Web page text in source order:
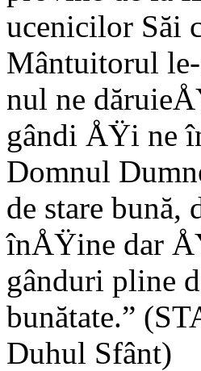
ucenicilor Săi
Mântuitorul
nul ne
gândi ÅŸi ne
Domnul
de stare
înÅŸine dar
gânduri pli­ne
bunătate.”
Duhul Sfânt)